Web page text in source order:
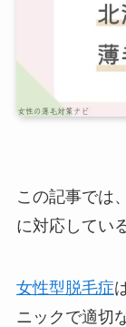
この記事では、
に対応してい
女性型脱毛症
ニックで適切